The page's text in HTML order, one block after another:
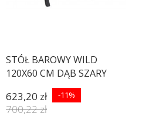
STÓŁ BAROWY WILD
120X60 CM DĄB SZARY
623,20 zł -11%
700,22 zł